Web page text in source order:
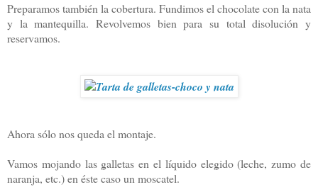
Preparamos también la cobertura. Fundimos el chocolate con la nata
y la mantequilla. Revolvemos bien para su total disolución y
reservamos.
Ahora sólo nos queda el montaje.
Vamos mojando las galletas en el líquido elegido (leche, zumo de
naranja, etc.) en éste caso un moscatel.